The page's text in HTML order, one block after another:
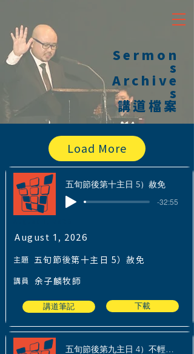
Sermon
s
Archive
s
講道檔案
Load More
五旬節後第十主日 5）赦免
-32:55
August 1, 2026
主題 五旬節後第十主日 5）赦免
講員 余子麟牧師
講道筆記 下載
五旬節後第九主日 4）不輕易發怒